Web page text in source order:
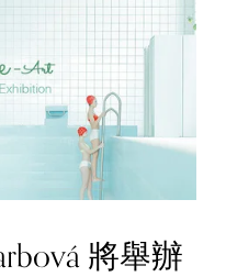
將舉辦